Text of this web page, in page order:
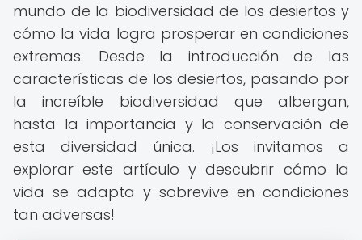
mundo de la biodiversidad de los desiertos y
cómo la vida logra prosperar en condiciones
extremas. Desde la introducción de las
características de los desiertos, pasando por
la increíble biodiversidad que albergan,
hasta la importancia y la conservación de
esta diversidad única. ¡Los invitamos a
explorar este artículo y descubrir cómo la
vida se adapta y sobrevive en condiciones
tan adversas!